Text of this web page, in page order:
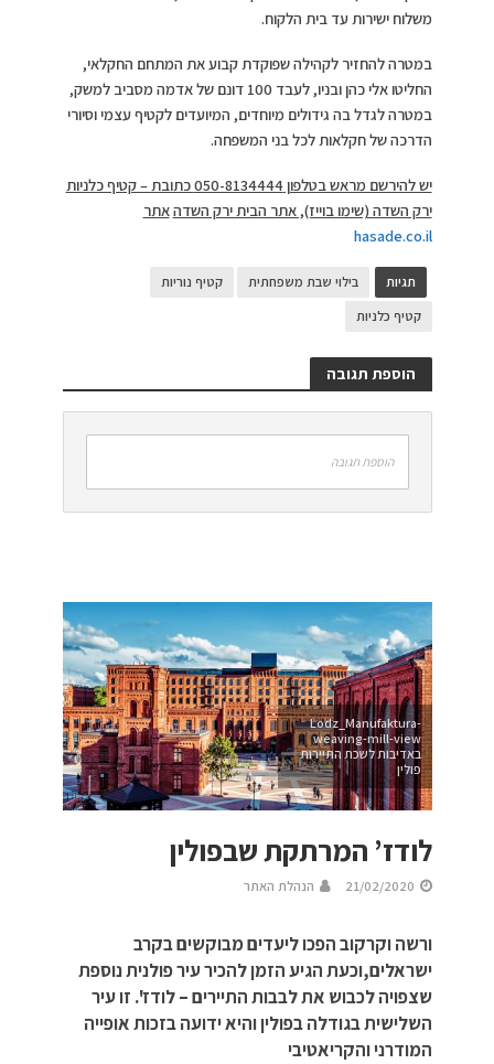
משלוח ישירות עד בית הלקוח.
במטרה להחזיר לקהילה שפוקדת קבוע את המתחם החקלאי,
החליטו אלי כהן ובניו, לעבד 100 דונם של אדמה מסביב למשק,
במטרה לגדל בה גידולים מיוחדים, המיועדים לקטיף עצמי וסיורי
הדרכה של חקלאות לכל בני המשפחה.
יש להירשם מראש בטלפון 050-8134444 כתובת – קטיף כלניות
ירק השדה (שימו בוייז), אתר הבית ירק השדהאתר
hasade.co.il
תגיות בילוי שבת משפחתית
קטיף נוריות
קטיף כלניות
הוספת תגובה
הוספת תגובה
Lodz_Manufaktura-
weaving-mill-view
באדיבות לשכת התיירות
פולין
לודז’ המרתקת שבפולין
21/02/2020 הנהלת האתר
ורשה וקרקוב הפכו ליעדים מבוקשים בקרב
ישראלים,וכעת הגיע הזמן להכיר עיר פולנית נוספת
שצפויה לכבוש את לבבות התיירים – לודז'. זו עיר
השלישית בגודלה בפולין והיא ידועה בזכות אופייה
המודרני והקריאטיבי